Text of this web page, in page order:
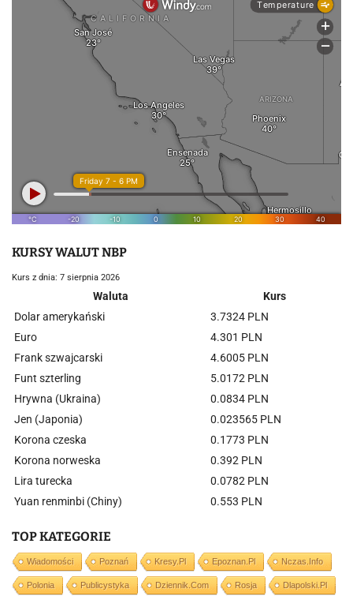
KURSY WALUT NBP
Kurs z dnia: 7 sierpnia 2026
Waluta
Kurs
Dolar amerykański
3.7324 PLN
Euro
4.301 PLN
Frank szwajcarski
4.6005 PLN
Funt szterling
5.0172 PLN
Hrywna (Ukraina)
0.0834 PLN
Jen (Japonia)
0.023565 PLN
Korona czeska
0.1773 PLN
Korona norweska
0.392 PLN
Lira turecka
0.0782 PLN
Yuan renminbi (Chiny)
0.553 PLN
TOP KATEGORIE
Wiadomości Poznań Kresy.pl Epoznan.pl Nczas.info
Polonia Publicystyka Dziennik.com Rosja Dlapolski.pl